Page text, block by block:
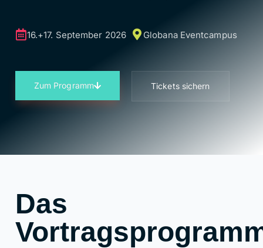
16.+17. September 2026 Globana Eventcampus
Zum Programm Tickets sichern
Das